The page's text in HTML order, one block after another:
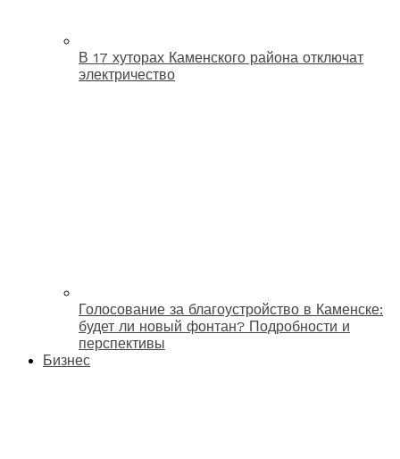
В 17 хуторах Каменского района отключат
электричество
Голосование за благоустройство в Каменске:
будет ли новый фонтан? Подробности и
перспективы
Бизнес